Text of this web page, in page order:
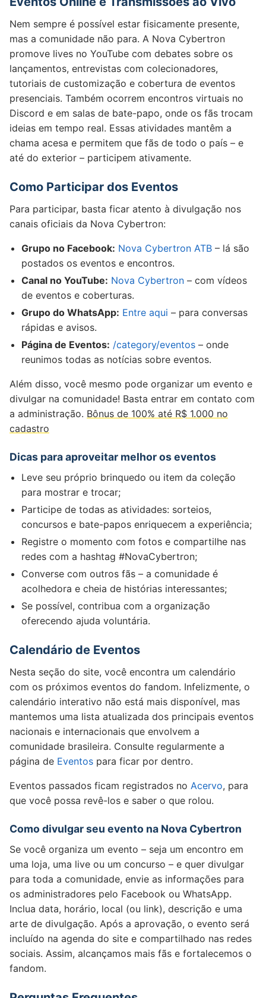
Nem sempre é possível estar fisicamente presente,
mas a comunidade não para. A Nova Cybertron
promove lives no YouTube com debates sobre os
lançamentos, entrevistas com colecionadores,
tutoriais de customização e cobertura de eventos
presenciais. Também ocorrem encontros virtuais no
Discord e em salas de bate-papo, onde os fãs trocam
ideias em tempo real. Essas atividades mantêm a
chama acesa e permitem que fãs de todo o país – e
até do exterior – participem ativamente.
Como Participar dos Eventos
Para participar, basta ficar atento à divulgação nos
canais oficiais da Nova Cybertron:
Grupo no Facebook: Nova Cybertron ATB – lá são
postados os eventos e encontros.
Canal no YouTube: Nova Cybertron – com vídeos
de eventos e coberturas.
Grupo do WhatsApp: Entre aqui – para conversas
rápidas e avisos.
Página de Eventos: /category/eventos – onde
reunimos todas as notícias sobre eventos.
Além disso, você mesmo pode organizar um evento e
divulgar na comunidade! Basta entrar em contato com
a administração. Bônus de 100% até R$ 1.000 no
cadastro
Dicas para aproveitar melhor os eventos
Leve seu próprio brinquedo ou item da coleção
para mostrar e trocar;
Participe de todas as atividades: sorteios,
concursos e bate-papos enriquecem a experiência;
Registre o momento com fotos e compartilhe nas
redes com a hashtag #NovaCybertron;
Converse com outros fãs – a comunidade é
acolhedora e cheia de histórias interessantes;
Se possível, contribua com a organização
oferecendo ajuda voluntária.
Calendário de Eventos
Nesta seção do site, você encontra um calendário
com os próximos eventos do fandom. Infelizmente, o
calendário interativo não está mais disponível, mas
mantemos uma lista atualizada dos principais eventos
nacionais e internacionais que envolvem a
comunidade brasileira. Consulte regularmente a
página de Eventos para ficar por dentro.
Eventos passados ficam registrados no Acervo, para
que você possa revê-los e saber o que rolou.
Como divulgar seu evento na Nova Cybertron
Se você organiza um evento – seja um encontro em
uma loja, uma live ou um concurso – e quer divulgar
para toda a comunidade, envie as informações para
os administradores pelo Facebook ou WhatsApp.
Inclua data, horário, local (ou link), descrição e uma
arte de divulgação. Após a aprovação, o evento será
incluído na agenda do site e compartilhado nas redes
sociais. Assim, alcançamos mais fãs e fortalecemos o
fandom.